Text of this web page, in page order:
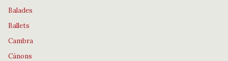
Balades
Ballets
Cambra
Cànons